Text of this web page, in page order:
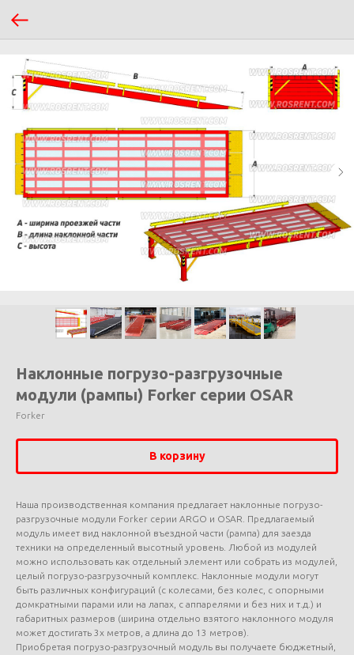
Наклонные погрузо-разгрузочные
модули (рампы) Forker серии OSAR
Forker
В корзину
Наша производственная компания предлагает наклонные погрузо-
разгрузочные модули Forker серии ARGO и OSAR. Предлагаемый
модуль имеет вид наклонной въездной части (рампа) для заезда
техники на определенный высотный уровень. Любой из модулей
можно использовать как отдельный элемент или собрать из модулей,
целый погрузо-разгрузочный комплекс. Наклонные модули могут
быть различных конфигураций (с колесами, без колес, с опорными
домкратными парами или на лапах, с аппарелями и без них и т.д.) и
габаритных размеров (ширина отдельно взятого наклонного модуля
может достигать 3х метров, а длина до 13 метров).
Приобретая погрузо-разгрузочный модуль вы получаете бюджетный,